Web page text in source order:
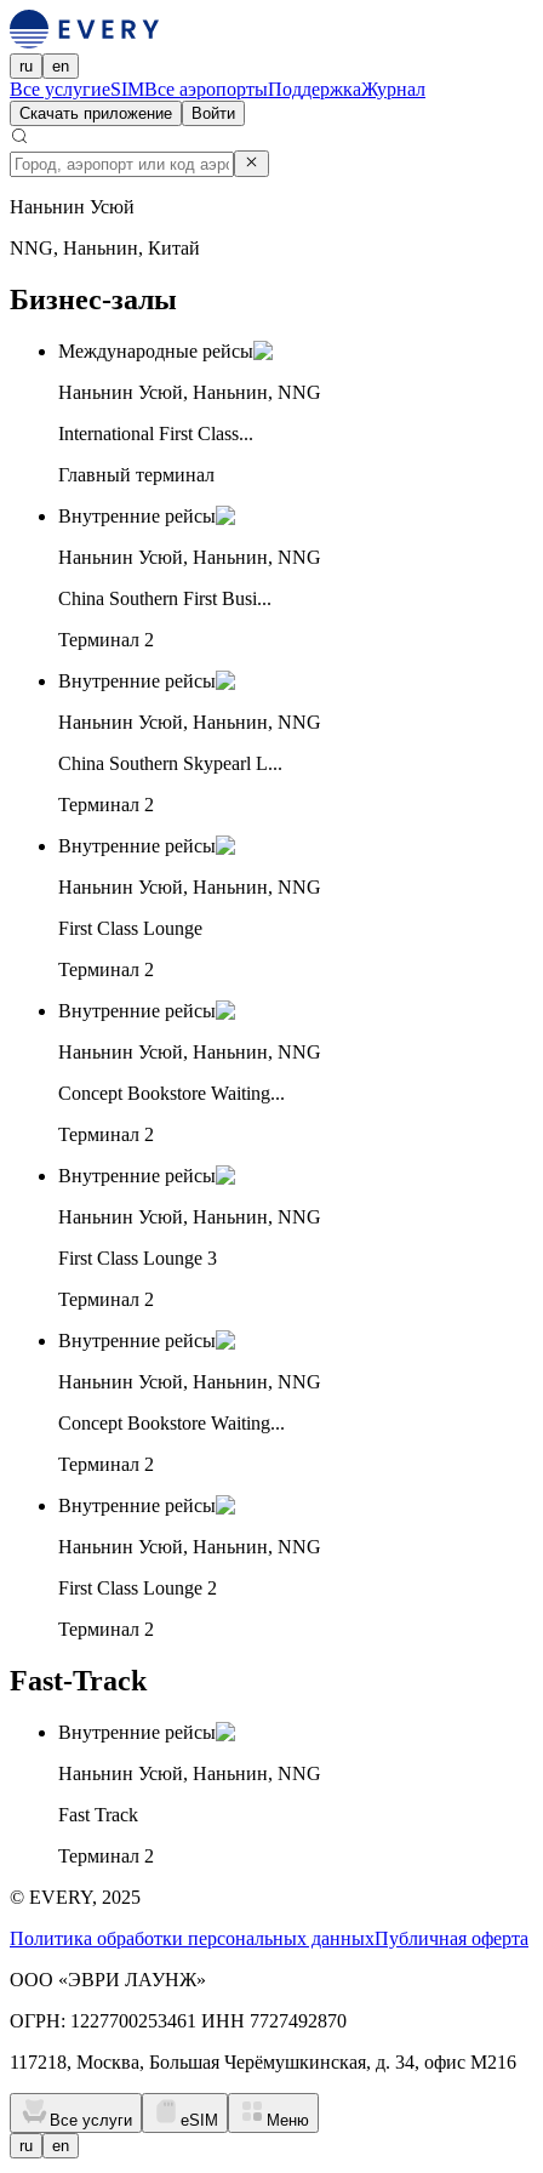
ru en
Все услугиeSIMВсе аэропортыПоддержкаЖурнал
Скачать приложение Войти
Наньнин Усюй
NNG, Наньнин, Китай
Бизнес-залы
Международные рейсы
Наньнин Усюй, Наньнин, NNG
International First Class...
Главный терминал
Внутренние рейсы
Наньнин Усюй, Наньнин, NNG
China Southern First Busi...
Терминал 2
Внутренние рейсы
Наньнин Усюй, Наньнин, NNG
China Southern Skypearl L...
Терминал 2
Внутренние рейсы
Наньнин Усюй, Наньнин, NNG
First Class Lounge
Терминал 2
Внутренние рейсы
Наньнин Усюй, Наньнин, NNG
Concept Bookstore Waiting...
Терминал 2
Внутренние рейсы
Наньнин Усюй, Наньнин, NNG
First Class Lounge 3
Терминал 2
Внутренние рейсы
Наньнин Усюй, Наньнин, NNG
Concept Bookstore Waiting...
Терминал 2
Внутренние рейсы
Наньнин Усюй, Наньнин, NNG
First Class Lounge 2
Терминал 2
Fast-Track
Внутренние рейсы
Наньнин Усюй, Наньнин, NNG
Fast Track
Терминал 2
© EVERY, 2025
Политика обработки персональных данныхПубличная оферта
ООО «ЭВРИ ЛАУНЖ»
ОГРН: 1227700253461 ИНН 7727492870
117218, Москва, Большая Черёмушкинская, д. 34, офис М216
Все услуги eSIM
Меню
ru
en